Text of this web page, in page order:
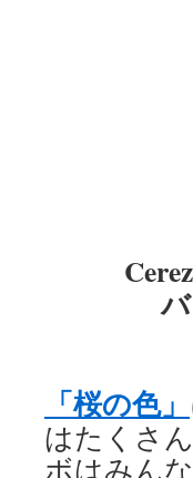
「桜の色」
はたくさ
ボはみん